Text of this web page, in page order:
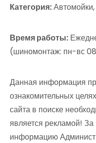
Категория:
Время работы:
(шиномонтаж: пн-вс
Данная информация
ознакомительных
сайта в поиске
является рекламой!
информацию